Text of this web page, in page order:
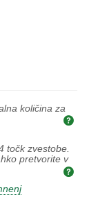
količina za
točk zvestobe.
pretvorite v